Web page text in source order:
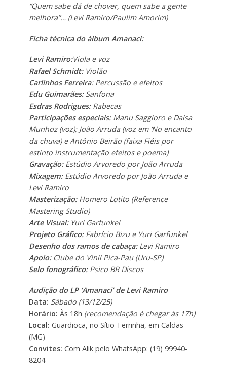
“Quem sabe dá de chover, quem sabe a gente
melhora”… (Levi Ramiro/Paulim Amorim)
Ficha técnica do álbum Amanaci:
Levi Ramiro:Viola e voz
Rafael Schmidt:Violão
Carlinhos Ferreira: Percussão e efeitos
Edu Guimarães:Sanfona
Esdras Rodrigues:Rabecas
Participações especiais:Manu Saggioro e Daísa
Munhoz (voz); João Arruda (voz em ‘No encanto
da chuva) e Antônio Beirão (faixa Fiéis por
estinto instrumentação efeitos e poema)
Gravação:Estúdio Arvoredo por João Arruda
Mixagem:Estúdio Arvoredo por João Arruda e
Levi Ramiro
Masterização:Homero Lotito (Reference
Mastering Studio)
Arte Visual:Yuri Garfunkel
Projeto Gráfico:Fabrício Bizu e Yuri Garfunkel
Desenho dos ramos de cabaça:Levi Ramiro
Apoio:Clube do Vinil Pica-Pau (Uru-SP)
Selo fonográfico:Psico BR Discos
Audição do LP ‘Amanaci’ de Levi Ramiro
Data: Sábado (13/12/25)
Horário: Às 18h (recomendação é chegar às 17h)
Local: Guardioca, no Sítio Terrinha, em Caldas
(MG)
Convites: Com Alik pelo WhatsApp: (19) 99940-
8204